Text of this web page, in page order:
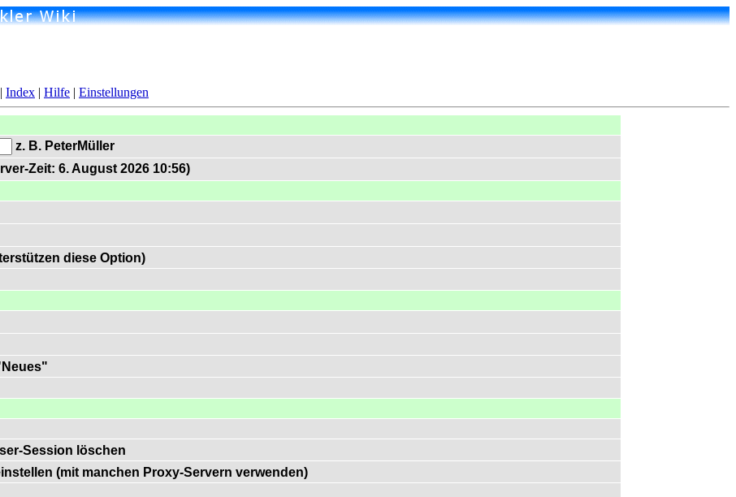
| Index | Hilfe | Einstellungen
z. B. PeterMüller
Zeit: 6. August 2026 10:56)
diese Option)
Session löschen
(mit manchen Proxy-Servern verwenden)